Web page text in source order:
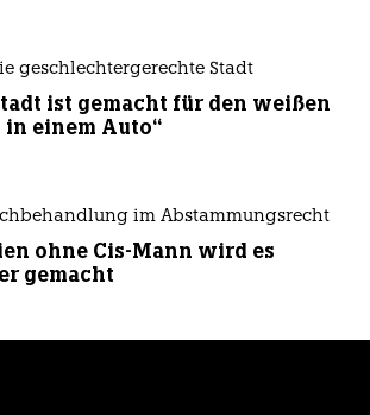
geschlechtergerechte Stadt
ist gemacht für den weißen
in einem Auto“
im Abstammungsrecht
ohne Cis-Mann wird es
gemacht